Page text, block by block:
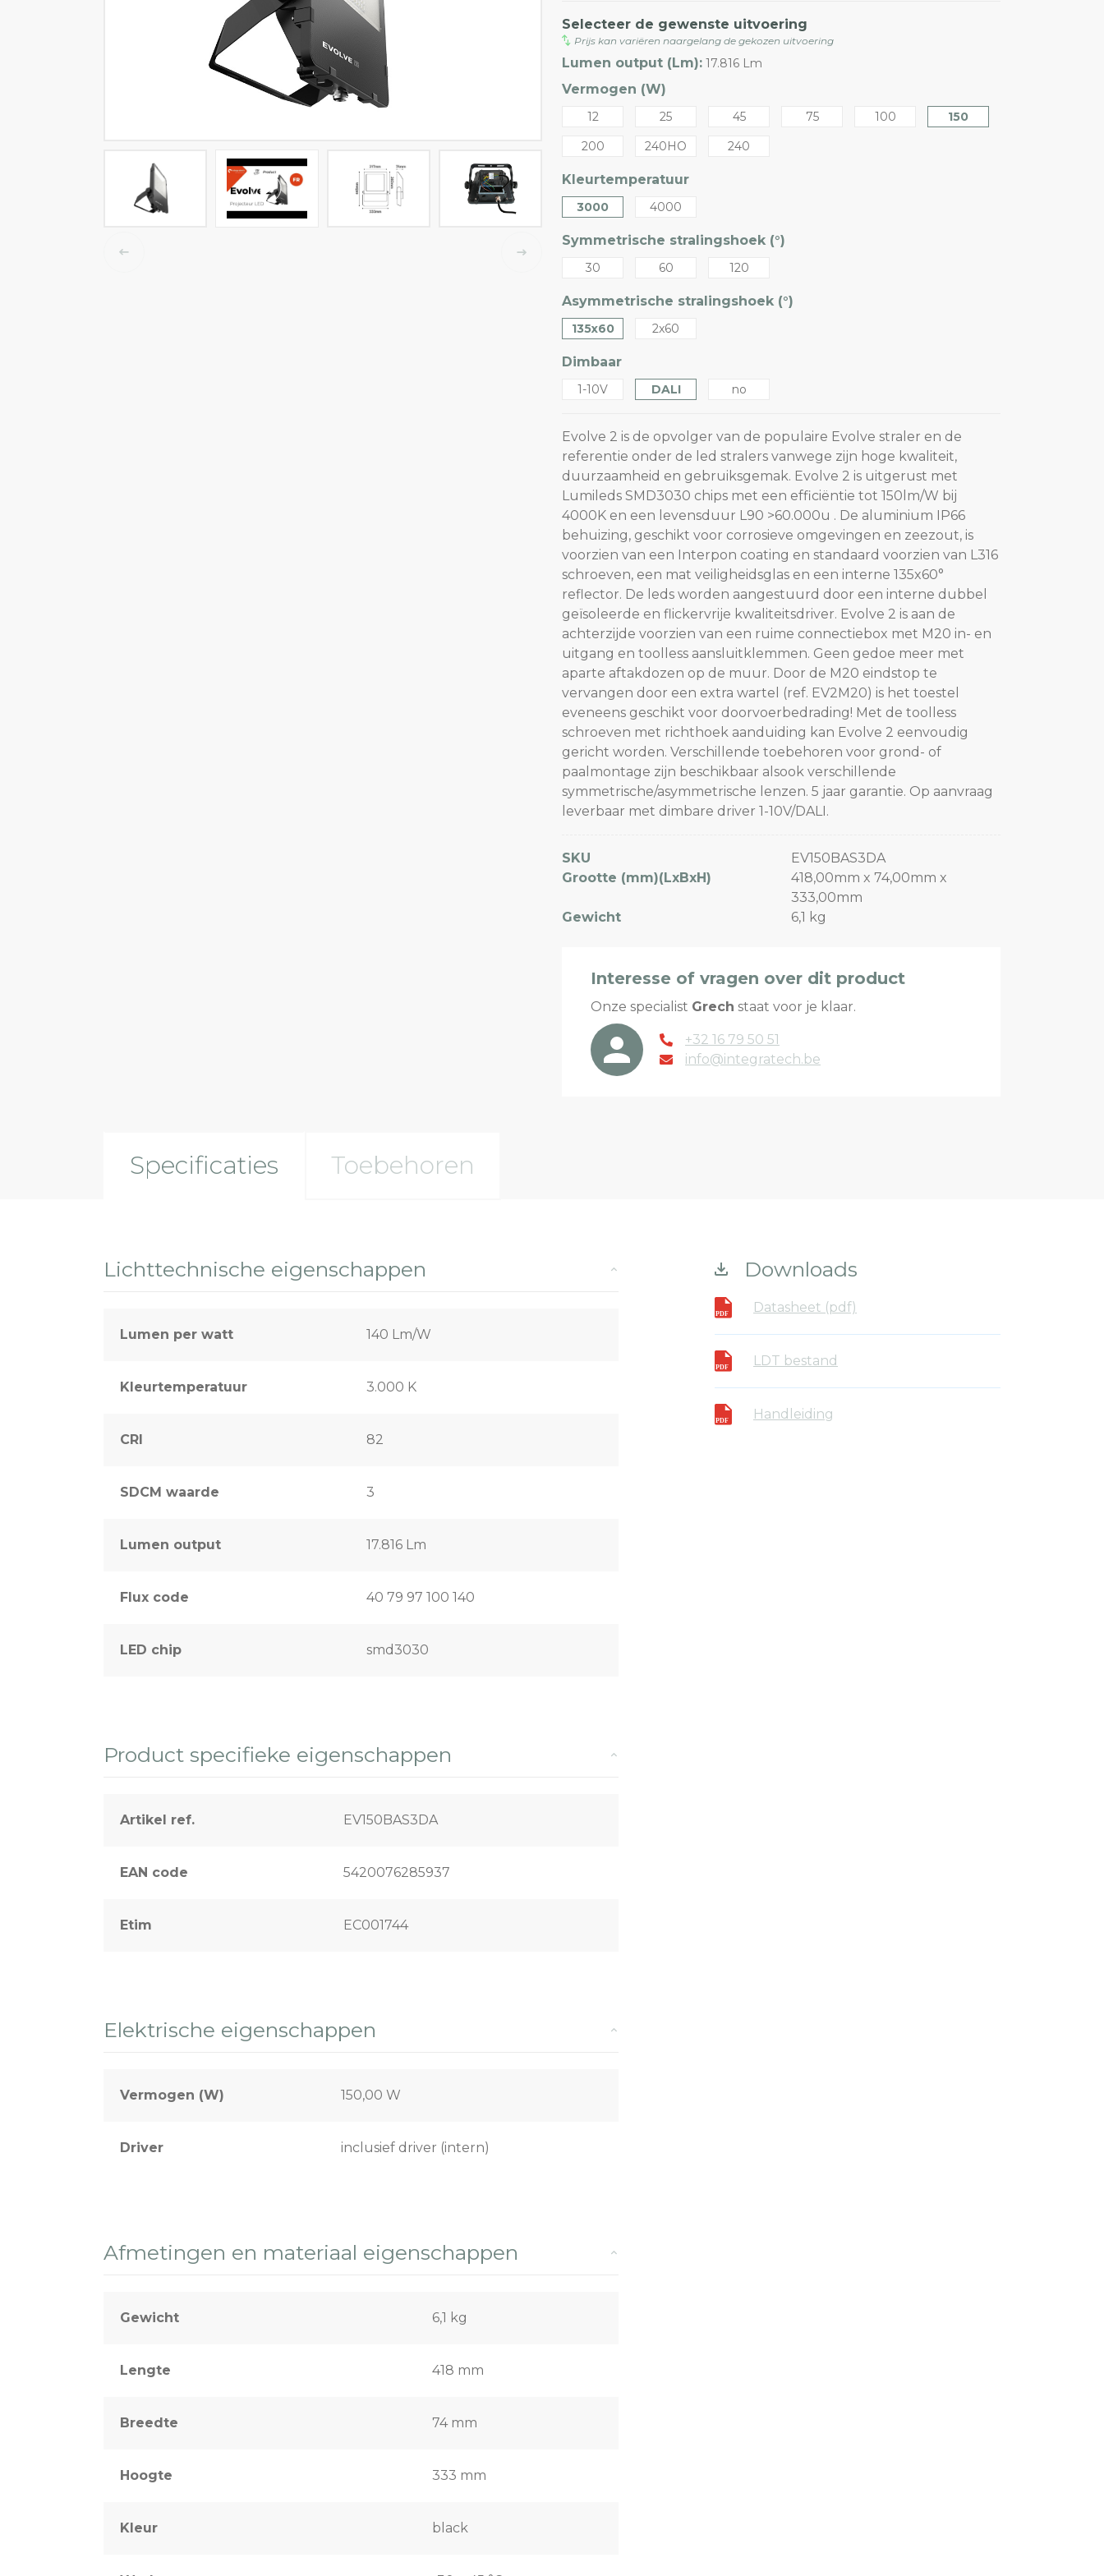
LED tracklights
Smartlighting
Half waterdichte armaturen
Plafond & wandarmaturen
Selecteer de gewenste uitvoering
Prijs kan variëren naargelang de gekozen uitvoering
Lumen output (Lm): 17.816 Lm
Vermogen (W)
12 25 45 75 100
150
200
240HO 240
Kleurtemperatuur
3000 4000
Symmetrische stralingshoek (°)
30 60 120
Asymmetrische stralingshoek (°)
135x60 2x60
Dimbaar
1-10V DALI no
Evolve 2 is de opvolger van de populaire Evolve straler en de
referentie onder de led stralers vanwege zijn hoge kwaliteit,
duurzaamheid en gebruiksgemak. Evolve 2 is uitgerust met
Lumileds SMD3030 chips met een efficiëntie tot 150lm/W bij
4000K en een levensduur L90 >60.000u . De aluminium IP66
behuizing, geschikt voor corrosieve omgevingen en zeezout, is
voorzien van een Interpon coating en standaard voorzien van L316
schroeven, een mat veiligheidsglas en een interne 135x60°
reflector. De leds worden aangestuurd door een interne dubbel
geïsoleerde en flickervrije kwaliteitsdriver. Evolve 2 is aan de
achterzijde voorzien van een ruime connectiebox met M20 in- en
uitgang en toolless aansluitklemmen. Geen gedoe meer met
aparte aftakdozen op de muur. Door de M20 eindstop te
vervangen door een extra wartel (ref. EV2M20) is het toestel
eveneens geschikt voor doorvoerbedrading! Met de toolless
schroeven met richthoek aanduiding kan Evolve 2 eenvoudig
gericht worden. Verschillende toebehoren voor grond- of
paalmontage zijn beschikbaar alsook verschillende
symmetrische/asymmetrische lenzen. 5 jaar garantie. Op aanvraag
leverbaar met dimbare driver 1-10V/DALI.
SKU
EV150BAS3DA
Grootte (mm)(LxBxH)
418,00mm x 74,00mm x
333,00mm
Gewicht
6,1 kg
Interesse of vragen over dit product
Onze specialist Grech staat voor je klaar.
+32 16 79 50 51
info@integratech.be
Specificaties Toebehoren
Lichttechnische eigenschappen
Lumen per watt 140 Lm/W
Kleurtemperatuur 3.000 K
CRI 82
SDCM waarde 3
Lumen output 17.816 Lm
Flux code 40 79 97 100 140
LED chip smd3030
Product specifieke eigenschappen
Artikel ref. EV150BAS3DA
EAN code 5420076285937
Etim EC001744
Elektrische eigenschappen
Vermogen (W) 150,00 W
Driver inclusief driver (intern)
Afmetingen en materiaal eigenschappen
Gewicht 6,1 kg
Lengte 418 mm
Breedte 74 mm
Hoogte 333 mm
Kleur black
Downloads
Datasheet (pdf)
LDT bestand
Handleiding